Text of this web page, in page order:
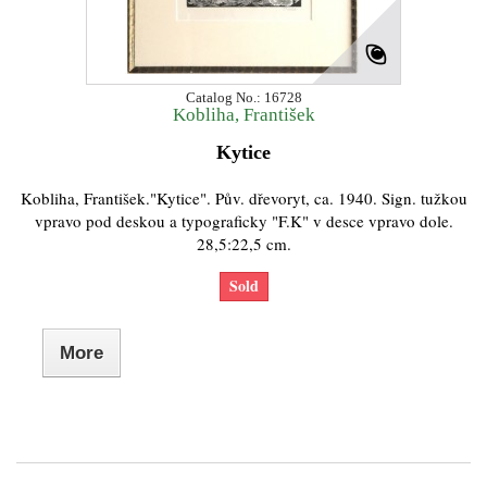
Catalog No.: 16728
Kobliha, František
Kytice
Kobliha, František."Kytice". Pův. dřevoryt, ca. 1940. Sign. tužkou
vpravo pod deskou a typograficky "F.K" v desce vpravo dole.
28,5:22,5 cm.
Sold
More